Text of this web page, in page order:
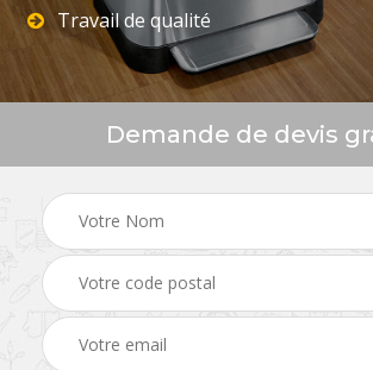
Travail de qualité
Demande de devis